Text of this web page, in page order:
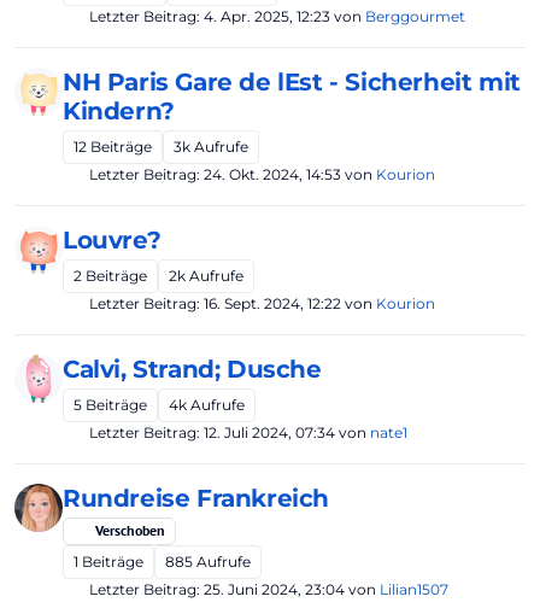
Letzter Beitrag: 4. Apr. 2025, 12:23 von Berggourmet
NH Paris Gare de lEst - Sicherheit mit
Kindern?
12 Beiträge 3k Aufrufe
Letzter Beitrag: 24. Okt. 2024, 14:53 von Kourion
Louvre?
2 Beiträge 2k Aufrufe
Letzter Beitrag: 16. Sept. 2024, 12:22 von Kourion
Calvi, Strand; Dusche
5 Beiträge 4k Aufrufe
Letzter Beitrag: 12. Juli 2024, 07:34 von nate1
Rundreise Frankreich
Verschoben
1 Beiträge 885 Aufrufe
Letzter Beitrag: 25. Juni 2024, 23:04 von Lilian1507